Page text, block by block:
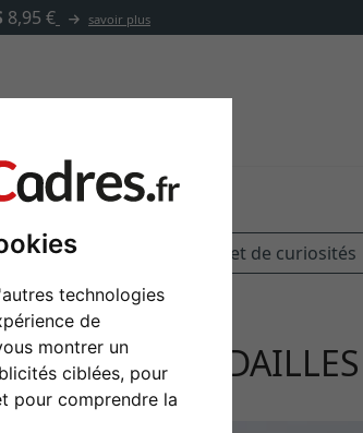
technologies
de
montrer un
ciblées, pour
pour comprendre la
savoir plus
Art et Déco Cabinet de curiosités
POUR MÉDAILLES